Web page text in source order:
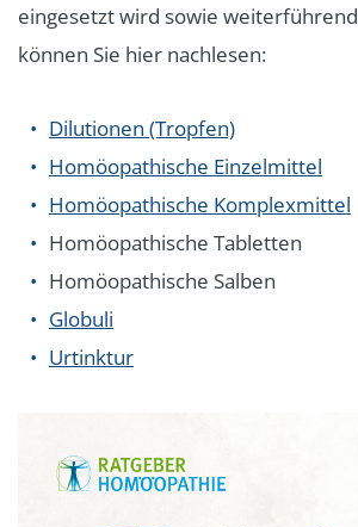
eingesetzt wird sowie
können Sie hier nachlesen:
Dilutionen (Tropfen)
Homöopathische Einzelmittel
Homöopathische Komplexmittel
Homöopathische Tabletten
Homöopathische Salben
Globuli
Urtinktur